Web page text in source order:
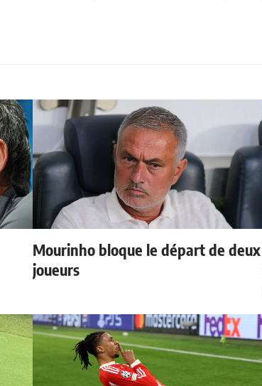
Mourinho bloque le départ de deux
joueurs